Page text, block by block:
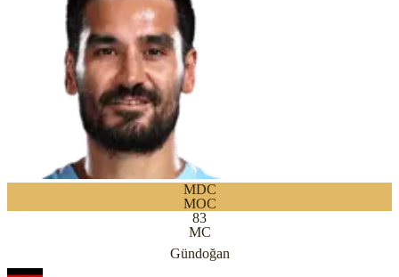
MDC
MOC
83
MC
Gündoğan